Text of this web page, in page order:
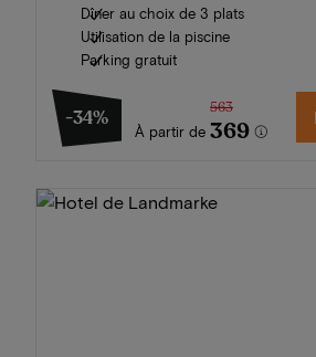
Dîner au choix de 3 plats
Utilisation de la piscine
Parking gratuit
-34%
À partir de
563
369